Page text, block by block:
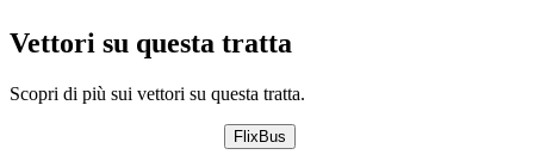
Vettori su questa tratta
Scopri di più sui vettori su questa tratta.
FlixBus